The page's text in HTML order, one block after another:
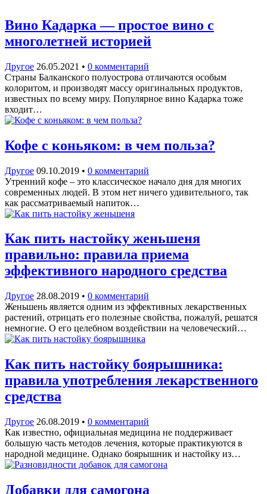
Вино Кадарка — простое вино с
многолетней историей
Другое 26.05.2021 • 0 комментарий
Страны Балканского полуострова отличаются особым
колоритом, и производят массу оригинальных продуктов,
известных по всему миру. Популярное вино Кадарка тоже
входит…
Кофе с коньяком: в чем польза?
Другое 09.10.2019 • 0 комментарий
Утренний кофе – это классическое начало дня для многих
современных людей. В этом нет ничего удивительного, так
как рассматриваемый напиток…
Как пить настойку женьшеня
правильно: правила приема
эффективного народного средства
Другое 28.08.2019 • 0 комментарий
Женьшень является одним из эффективных лекарственных
растений, отрицать его полезные свойства, пожалуй, решатся
немногие. О его целебном воздействии на человеческий…
Как пить настойку боярышника:
правила употребления лекарственного
средства
Другое 26.08.2019 • 0 комментарий
Как известно, официальная медицина не поддерживает
большую часть методов лечения, которые практикуются в
народной медицине. Однако боярышник и настойку из…
Добавки для самогона